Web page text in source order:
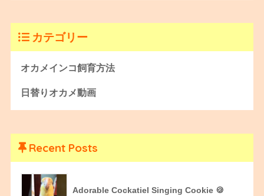
カテゴリー
オカメインコ飼育方法
日替りオカメ動画
Recent Posts
Adorable Cockatiel Singing Cookie 🍪